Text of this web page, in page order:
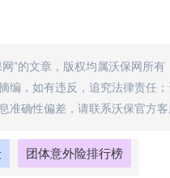
”的文章，版权均属沃保网所
编，如有违反，追究法律责任
准确性偏差，请联系沃保官方
团体意外险排行榜